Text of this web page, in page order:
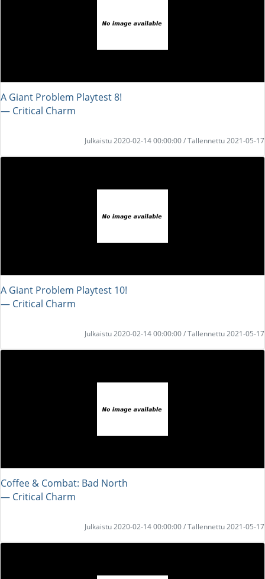
A Giant Problem Playtest 8!
― Critical Charm
Julkaistu 2020-02-14 00:00:00 / Tallennettu 2021-05-17
A Giant Problem Playtest 10!
― Critical Charm
Julkaistu 2020-02-14 00:00:00 / Tallennettu 2021-05-17
Coffee & Combat: Bad North
― Critical Charm
Julkaistu 2020-02-14 00:00:00 / Tallennettu 2021-05-17